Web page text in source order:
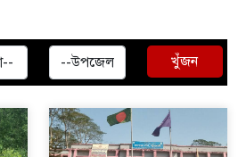
খুঁজন